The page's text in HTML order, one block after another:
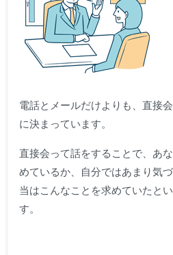
電話とメールだけよりも、直接
に決まっています。
直接会って話をすることで、あ
めているか、自分ではあまり気
当はこんなことを求めていたと
す。